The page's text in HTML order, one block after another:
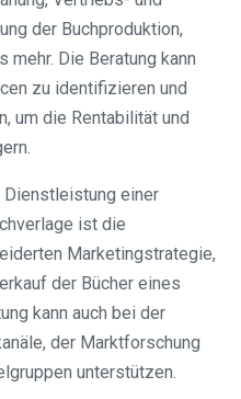
der Buchproduktion,
mehr. Die Beratung kann
zu identifizieren und
um die Rentabilität und
Dienstleistung einer
ist die
Marketingstrategie,
der Bücher eines
kann auch bei der
der Marktforschung
unterstützen.